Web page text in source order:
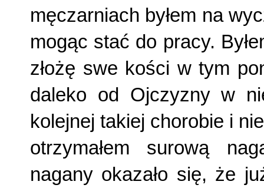
męczarniach byłem na
mogąc stać do pracy.
złożę swe kości w tym
daleko od Ojczyzny w
kolejnej takiej chorobie i
otrzymałem surową
nagany okazało się, że